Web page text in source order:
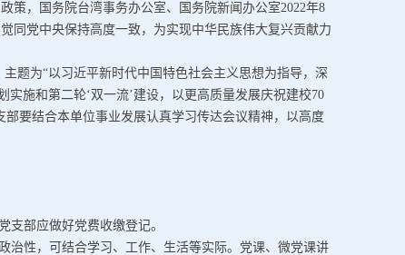
策，国务院台湾事务办公室、国务院新闻办公室2022年8
同党中央保持高度一致，为实现中华民族伟大复兴贡献力
题为“以习近平新时代中国特色社会主义思想为指导，深
施和第二轮‘双一流’建设，以更高质量发展庆祝建校70
要结合本单位事业发展认真学习传达会议精神，以高度
支部应做好党费收缴登记。
治性，可结合学习、工作、生活等实际。党课、微党课讲